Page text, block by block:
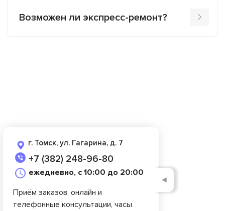
Возможен ли экспресс-ремонт?
г. Томск, ул. Гагарина, д. 7
+7 (382) 248-96-80
ежедневно, с 10:00 до 20:00
Приём заказов, онлайн и
телефонные консультации, часы
◄